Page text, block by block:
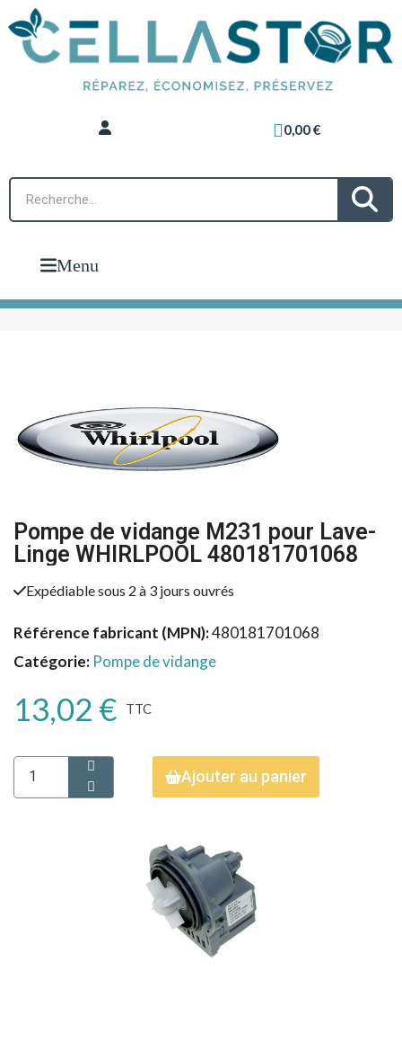
0,00 €
Menu
Pompe de vidange M231 pour Lave-
Linge WHIRLPOOL 480181701068
Expédiable sous 2 à 3 jours ouvrés
Référence fabricant (MPN) 480181701068
Catégorie Pompe de vidange
13,02 € TTC
Ajouter au panier